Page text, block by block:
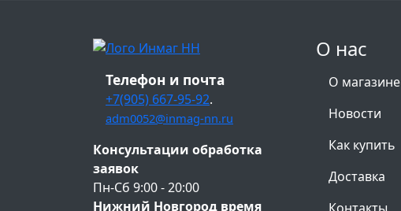
О нас
О магазине
Новости
Как купить
Доставка
Телефон и почта
+7(905) 667-95-92.
adm0052@inmag-nn.ru
Консультации обработка
заявок
Пн-Сб 9:00 - 20:00
Нижний Новгород время